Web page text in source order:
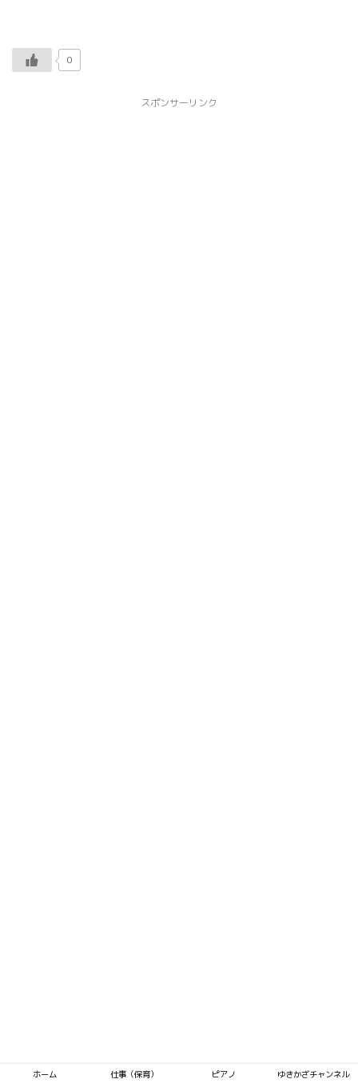
0
スポンサーリンク
ホーム 仕事（保育） ピアノ ゆきかざチャンネル